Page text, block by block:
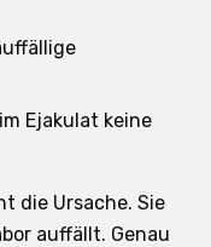
Ejakulat keine
die Ursache. Sie
auffällt. Genau